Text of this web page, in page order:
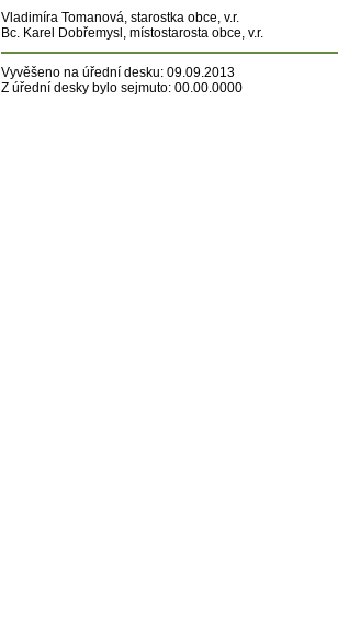
Vladimíra Tomanová, starostka obce, v.r.
Bc. Karel Dobřemysl, místostarosta obce, v.r.
Vyvěšeno na úřední desku: 09.09.2013
Z úřední desky bylo sejmuto: 00.00.0000